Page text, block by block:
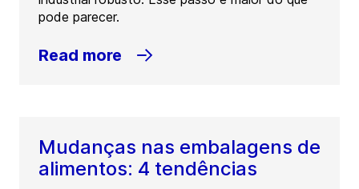
pode parecer.
Read more
Mudanças nas embalagens de
alimentos: 4 tendências